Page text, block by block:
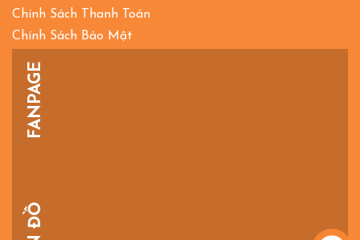
Chính Sách Thanh Toán
Chính Sách Bảo Mật
FANPAGE